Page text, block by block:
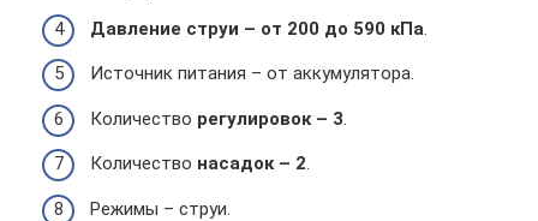
Давление струи – от 200 до 590 кПа
Источник питания – от аккумулятора.
Количество регулировок – 3
Количество насадок – 2.
Режимы – струи.